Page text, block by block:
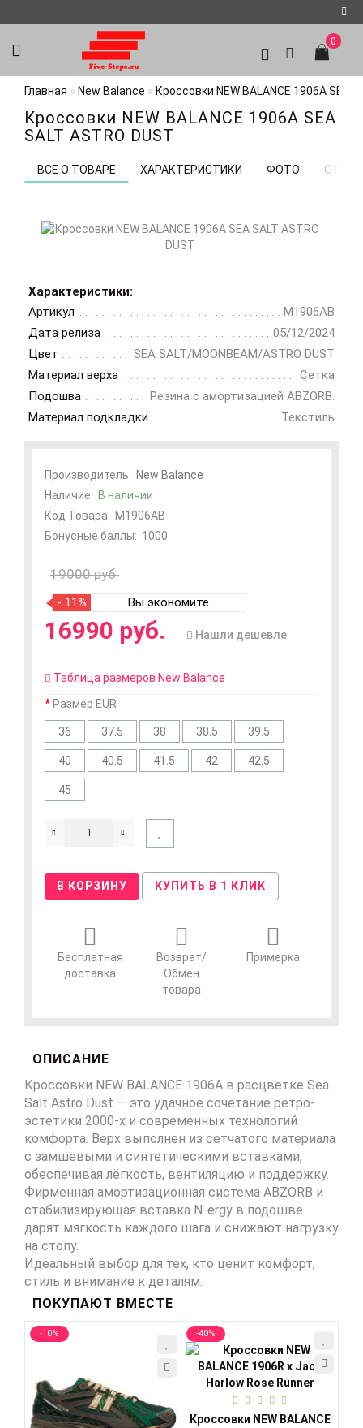
Регистрация
Авторизация
Мои
0
Главная New Balance Кроссовки NEW BALANCE 1906A SEA
Кроссовки NEW BALANCE 1906A SEA
SALT ASTRO DUST
ВСЕ О ТОВАРЕ ХАРАКТЕРИСТИКИ ФОТО
Характеристики:
Артикул
M1906AB
Дата релиза
05/12/2024
Цвет
SEA SALT/MOONBEAM/ASTRO DUST
Материал верха
Сетка
Подошва
Резина с амортизацией ABZORB.
Материал подкладки
Текстиль
Производитель: New Balance
Наличие: В наличии
Код Товара: M1906AB
Бонусные баллы: 1000
19000 руб.
- 11% Вы экономите
16990 руб. Нашли дешевле
Таблица размеров New Balance
Размер EUR
36 37.5 38 38.5 39.5
40 40.5 41.5 42 42.5
45
В КОРЗИНУ КУПИТЬ В 1 КЛИК
Бесплатная
доставка
Возврат/
Обмен
товара
Примерка
ОПИСАНИЕ
Кроссовки NEW BALANCE 1906A в расцветке Sea
Salt Astro Dust — это удачное сочетание ретро-
эстетики 2000-х и современных технологий
комфорта. Верх выполнен из сетчатого материала
с замшевыми и синтетическими вставками,
обеспечивая лёгкость, вентиляцию и поддержку.
Фирменная амортизационная система ABZORB и
стабилизирующая вставка N-ergy в подошве
дарят мягкость каждого шага и снижают нагрузку
на стопу.
Идеальный выбор для тех, кто ценит комфорт,
стиль и внимание к деталям.
ПОКУПАЮТ ВМЕСТЕ
-10% -40%
Кроссовки NEW BALANCE